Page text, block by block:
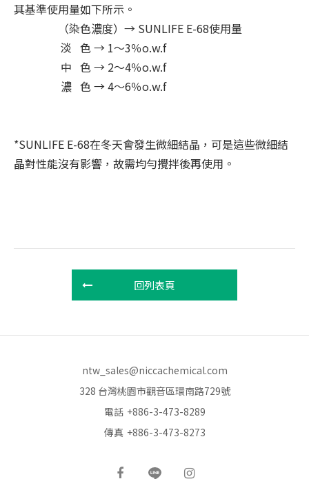
其基準使用量如下所示。
（染色濃度）→ SUNLIFE E-68使用量
淡 色 → 1～3％o.w.f
中 色 → 2～4％o.w.f
濃 色 → 4～6％o.w.f
*SUNLIFE E-68在冬天會發生微細結晶，可是這些微細結
晶對性能沒有影響，故需均勻攪拌後再使用。
回列表頁
ntw_sales@niccachemical.com
328 台灣桃園市觀音區環南路729號
電話 +886-3-473-8289
傳真 +886-3-473-8273